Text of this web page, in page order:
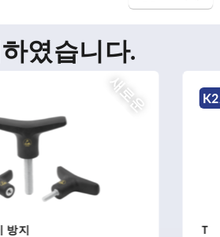
였습니다.
새로운
속 탐지 가능 T